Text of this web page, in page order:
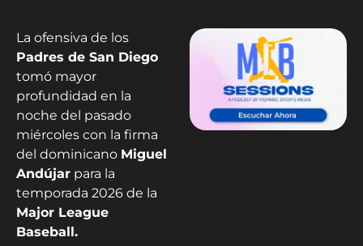
La ofensiva de los
Padres de San Diego
tomó mayor
profundidad en la
noche del pasado
miércoles con la firma
del dominicano Miguel
Andújar para la
temporada 2026 de la
Major League
Baseball.